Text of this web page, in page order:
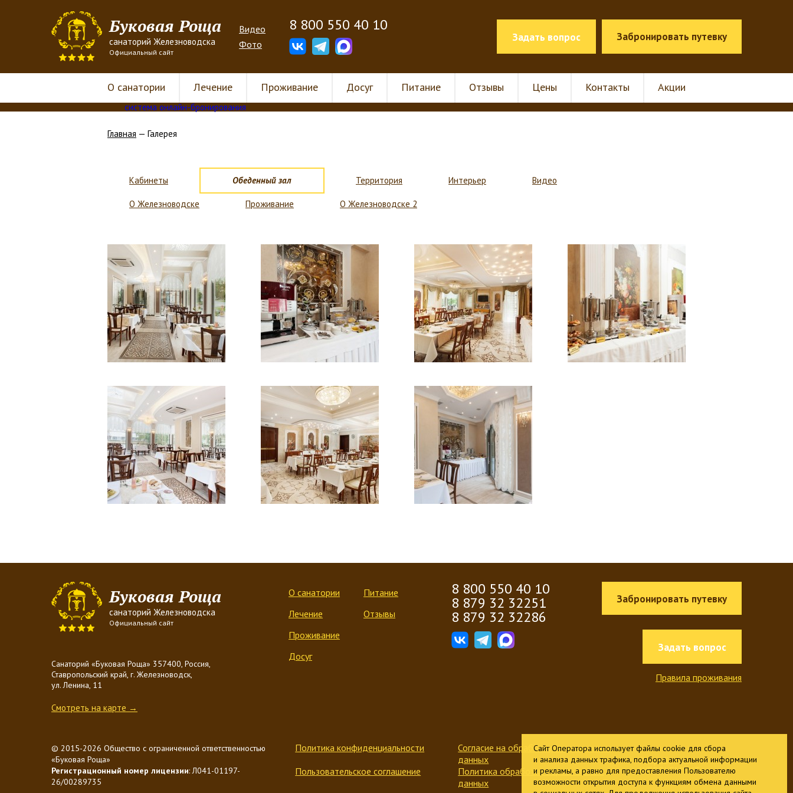
Буковая Роща
санаторий Железноводска
Официальный сайт
Видео
Фото
8 800 550 40 10
Задать вопрос Забронировать путевку
О санатории Лечение Проживание Досуг Питание Отзывы Цены Контакты Акции
система онлайн-бронирования
Гарантия лучшей цены
При бронировании на официальном сайте санатория
Центр курортной зоны
Собственный бювет с минеральной водой
На территории санатория
Просторные номера от 26 кв. м
Главная — Галерея
Кабинеты Обеденный зал Территория Интерьер Видео
О Железноводске Проживание О Железноводске 2
Буковая Роща
санаторий Железноводска
Официальный сайт
Санаторий «Буковая Роща» 357400, Россия,
Ставропольский край, г. Железноводск,
ул. Ленина, 11
Смотреть на карте →
О санатории
Лечение
Проживание
Досуг
Питание
Отзывы
8 800 550 40 10
8 879 32 32251
8 879 32 32286
Забронировать путевку
Задать вопрос
Правила проживания
© 2015-2026 Общество с ограниченной ответственностью
«Буковая Роща»
Регистрационный номер лицензии: Л041-01197-
26/00289735
Политика конфиденциальности
Согласие на обработку персональных
данных
Пользовательское соглашение
Политика обработки персональных
данных
Разработчик -
WEBELEMENT
Сайт Оператора использует файлы cookie для сбора
и анализа данных трафика, подбора актуальной информации
и рекламы, а равно для предоставления Пользователю
возможности открытия доступа к функциям обмена данными